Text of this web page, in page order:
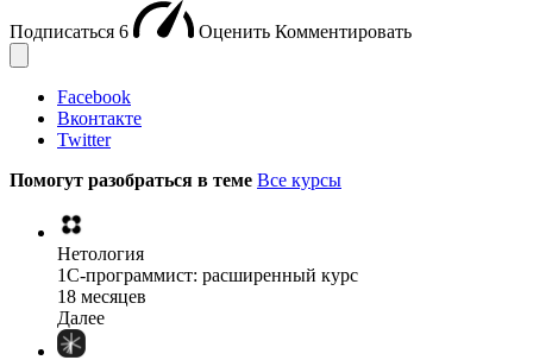
Подписаться 6 Оценить Комментировать
Facebook
Вконтакте
Twitter
Помогут разобраться в теме Все курсы
Нетология
1C-программист: расширенный курс
18 месяцев
Далее